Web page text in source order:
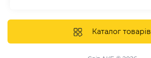
Інвертори
Відгуки про нас
Доставка та оплата
Каталог товарів